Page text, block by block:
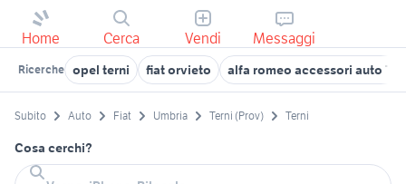
Home Cerca Vendi Messaggi
Ricerche opel terni fiat orvieto alfa romeo accessori auto
Subito Auto Fiat Umbria Terni (Prov) Terni
Cosa cerchi?